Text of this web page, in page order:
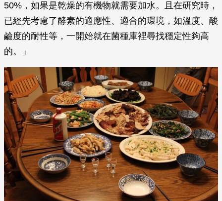
50%，如果是乾燥的有機物就需要加水。且在研究時，
已經先考慮了酵素的適應性、適合的環境，如溫度、酸
鹼度的耐性等，一開始就在菌種庫裡尋找穩定性夠高
的。」